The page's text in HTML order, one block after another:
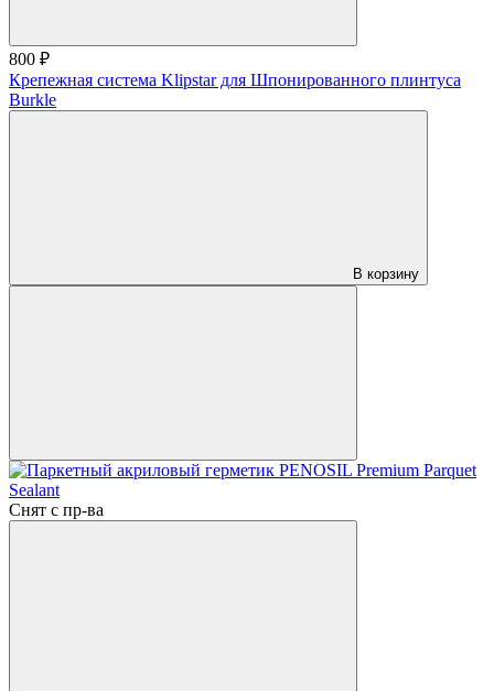
800 ₽
Крепежная система Klipstar для Шпонированного плинтуса
Burkle
В корзину
Снят с пр-ва